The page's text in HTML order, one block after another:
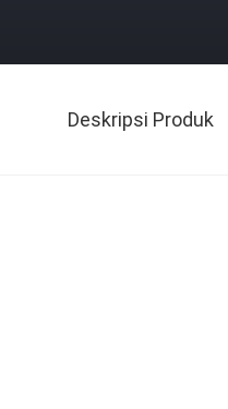
Deskripsi Produk